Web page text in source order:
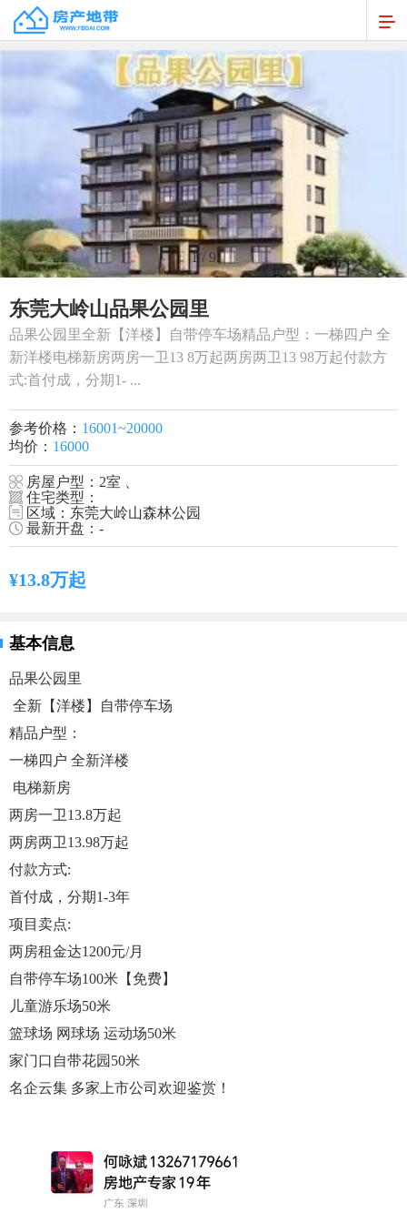
1 /9
东莞大岭山品果公园里
品果公园里全新【洋楼】自带停车场精品户型：️一梯四户 全
新洋楼️电梯新房两房一卫13 8万起两房两卫13 98万起付款方
式:首付️成，分期1- ...
参考价格： 16001~20000
均价： 16000
房屋户型：2室 、
住宅类型：
区域：东莞大岭山森林公园
最新开盘：-
¥13.8万起
基本信息
品果公园里
全新【洋楼】自带停车场
精品户型：
️一梯四户 全新洋楼️
电梯新房
两房一卫13.8万起
两房两卫13.98万起
付款方式:
首付️成，分期1-3年
项目卖点:
两房租金达1200元/月
自带停车场100米【免费】
儿童游乐场50米
篮球场 网球场 运动场50米
家门口自带花园50米
名企云集 多家上市公司欢迎鉴赏！